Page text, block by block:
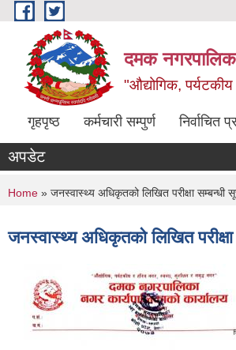
Skip to main content
दमक
"औद्योगिक,
गृहपृष्ठ कर्मचारी सम्पुर्ण निर्वाचित
अपडेट
You are here
Home » जनस्वास्थ्य अधिकृतको लिखित परीक्षा सम्बन्धी
जनस्वास्थ्य अधिकृतको लिखित